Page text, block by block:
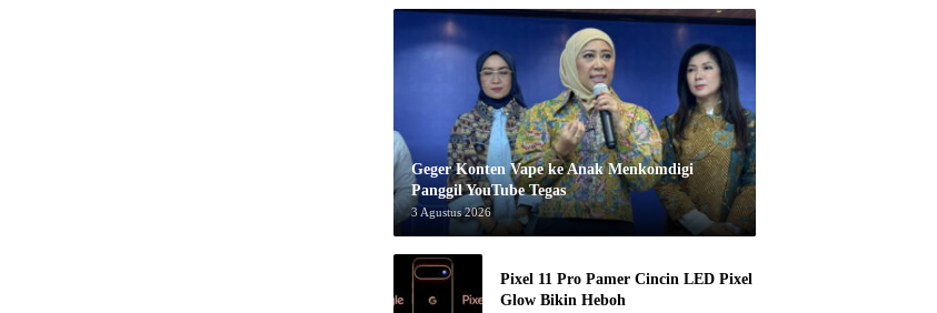
Geger Konten Vape ke Anak Menkomdigi
Panggil YouTube Tegas
3 Agustus 2026
Pixel 11 Pro Pamer Cincin LED Pixel
Glow Bikin Heboh